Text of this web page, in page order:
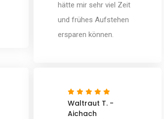
hätte mir sehr viel Zeit
und frühes Aufstehen
ersparen können.
Waltraut T. -
Aichach